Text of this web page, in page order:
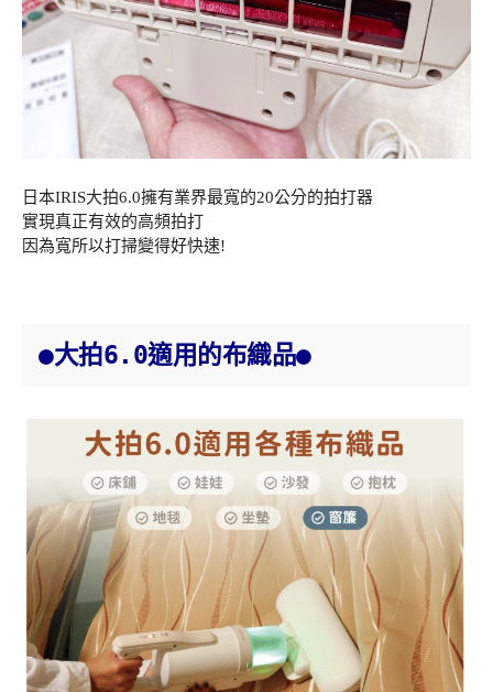
日本IRIS大拍6.0擁有業界最寬的20公分的拍打器
實現真正有效的高頻拍打
因為寬所以打掃變得好快速!
●大拍6.0適用的布織品●